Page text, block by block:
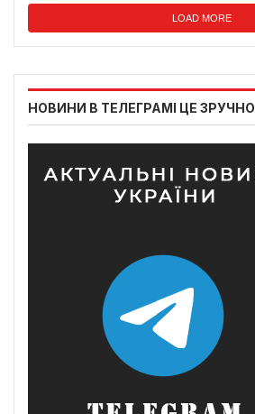
LOAD MORE
НОВИНИ В ТЕЛЕГРАМІ ЦЕ ЗРУЧНО